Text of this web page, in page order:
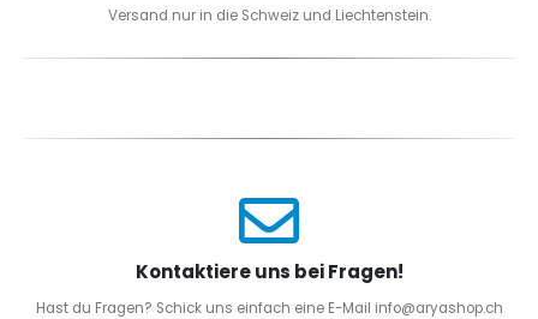
Versand nur in die Schweiz und Liechtenstein.
Kontaktiere uns bei Fragen!
Hast du Fragen? Schick uns einfach eine E-Mail info@aryashop.ch